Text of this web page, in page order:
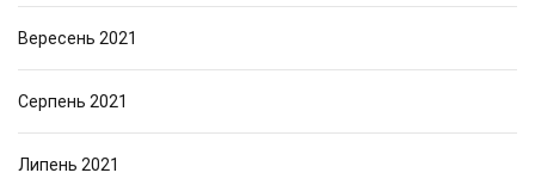
Вересень 2021
Серпень 2021
Липень 2021